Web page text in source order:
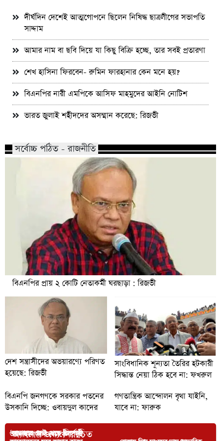
দীর্ঘদিন দেশেই আত্মগোপনে ছিলেন নিষিদ্ধ ছাত্রলীগের সভাপতি
সাদ্দাম
আমার নাম বা ছবি দিয়ে যা কিছু বিক্রি হচ্ছে, তার সবই প্রতারণা
শেখ হাসিনা ফিরবেন- রুমিন ফারহানার কেন মনে হয়?
বিএনপির নারী এমপিকে আসিফ মাহমুদের আইনি নোটিশ
ভারত জুলাই শহীদদের অসম্মান করেছে: রিজভী
সর্বোচ্চ পঠিত - রাজনীতি
বিএনপির প্রায় ২ কোটি নেতাকর্মী ঘরছাড়া : রিজভী
দেশ সন্ত্রাসীদের অভয়ারণ্যে পরিণত
হয়েছে: রিজভী
সাংবিধানিক শূন্যতা তৈরির হটকারী
সিদ্ধান্ত নেয়া ঠিক হবে না: ফখরুল
বিএনপি জনগণকে সরকার পতনের
উসকানি দিচ্ছে: ওবায়দুল কাদের
গণতান্ত্রিক আন্দোলন বৃথা যাইনি,
যাবে না: ফারুক
আপনার জন্য নির্বাচিত
অনলাইনে সিসা বেচাকেনা, দুই
‘জামায়াত জোট থেকে ইসলামী